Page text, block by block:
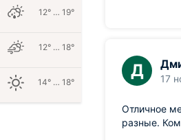
Д 17
Отличное
разные.
12° … 19°
12° … 18°
14° … 18°